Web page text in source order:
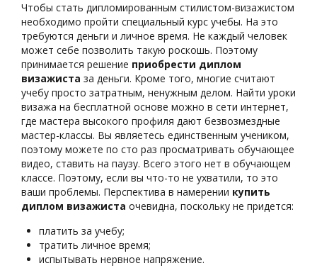
Чтобы стать дипломированным стилистом-визажистом
необходимо пройти специальный курс учебы. На это
требуются деньги и личное время. Не каждый человек
может себе позволить такую роскошь. Поэтому
принимается решение приобрести диплом
визажиста за деньги. Кроме того, многие считают
учебу просто затратным, ненужным делом. Найти уроки
визажа на бесплатной основе можно в сети интернет,
где мастера высокого профиля дают безвозмездные
мастер-классы. Вы являетесь единственным учеником,
поэтому можете по сто раз просматривать обучающее
видео, ставить на паузу. Всего этого нет в обучающем
классе. Поэтому, если вы что-то не ухватили, то это
ваши проблемы. Перспектива в намерении купить
диплом визажиста очевидна, поскольку не придется:
платить за учебу;
тратить личное время;
испытывать нервное напряжение.